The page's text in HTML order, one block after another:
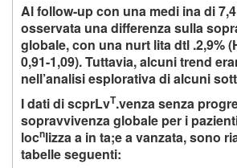
Al follow-up con una medi ina di
osservata una differenza sulla
globale, con una nurt lita dtl .2,9%
0,91-1,09). Tuttavia, alcuni trend
nell’analisi esplorativa di alcuni
I dati di scprLvT.venza senza
sopravvivenza globale per i
locnlizza a in ta;e a vanzata, sono
tabelle seguenti: